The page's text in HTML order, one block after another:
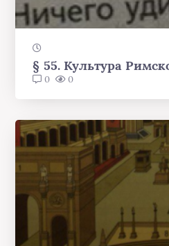
§ 55. Культура
0 0